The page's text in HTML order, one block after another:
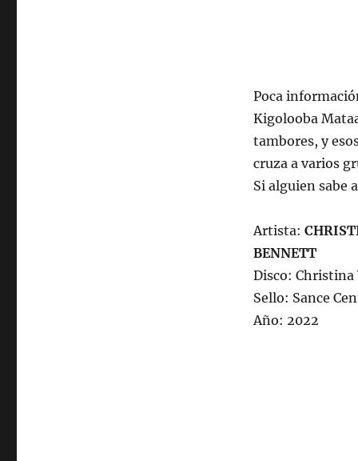
Poca
Kigolooba
tambores, y
cruza a varios
Si alguien sabe
Artista:
BENNETT
Disco:
Sello: Sance
Año: 2022